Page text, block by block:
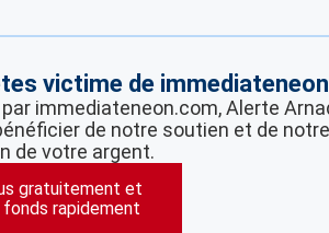
victime de
immediateneon.com, Alerte
de notre soutien et de
de votre argent.
gratuitement et
rapidement